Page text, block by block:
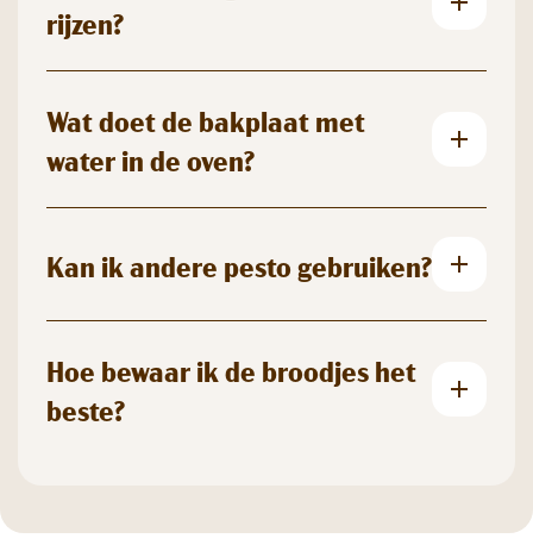
rijzen?
Wat doet de bakplaat met
water in de oven?
Kan ik andere pesto gebruiken?
Hoe bewaar ik de broodjes het
beste?